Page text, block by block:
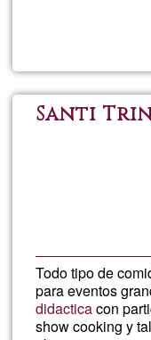
Santi
Todo tipo de
para eventos
didacticacon
show cooking y